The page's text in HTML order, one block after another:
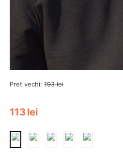
Pret vechi: 193 lei
113 lei